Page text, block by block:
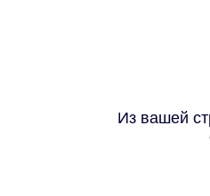
Из вашей